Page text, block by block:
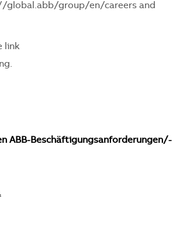
global.abb/group/en/careers and
link
.
ABB-Beschäftigungsanforderungen/-